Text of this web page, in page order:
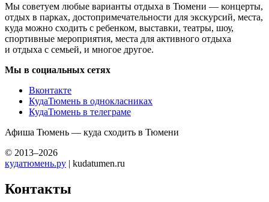
Мы советуем любые варианты отдыха в Тюмени — концерты,
отдых в парках, достопримечательности для экскурсий, места,
куда можно сходить с ребенком, выставки, театры, шоу,
спортивные мероприятия, места для активного отдыха
и отдыха с семьей, и многое другое.
Мы в социальных сетях
Вконтакте
КудаТюмень в однокласниках
КудаТюмень в телеграме
Афиша Тюмень — куда сходить в Тюмени
© 2013–2026
кудатюмень.ру | kudatumen.ru
Контакты